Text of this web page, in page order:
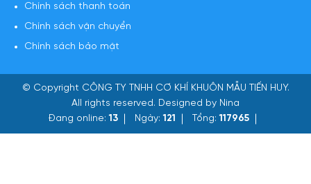
Chính sách thanh toán
Chính sách vận chuyển
Chính sách bảo mật
© Copyright CÔNG TY TNHH CƠ KHÍ KHUÔN MẪU TIẾN HUY.
All rights reserved. Designed by Nina
Đang online:13 Ngày:121 Tổng:117965